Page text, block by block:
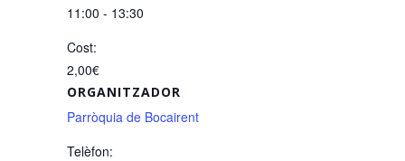
11:00 - 13:30
Cost:
2,00€
ORGANITZADOR
Parròquia de Bocairent
Telèfon: